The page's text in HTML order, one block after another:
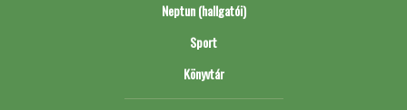
Neptun (hallgatói)
Sport
Könyvtár